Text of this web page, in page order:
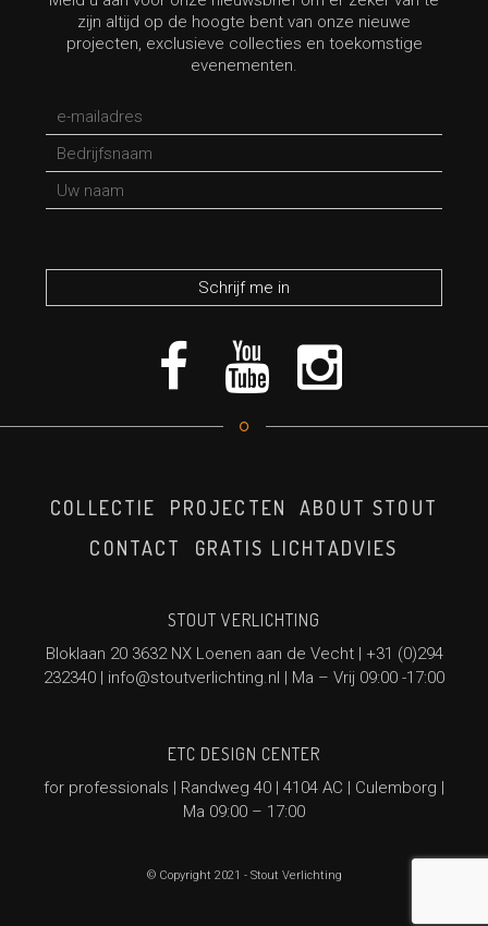
zijn altijd op de hoogte bent van onze nieuwe
projecten, exclusieve collecties en toekomstige
evenementen.
COLLECTIE PROJECTEN
ABOUT STOUT
CONTACT
GRATIS LICHTADVIES
STOUT VERLICHTING
Bloklaan 20 3632 NX Loenen aan de Vecht | +31 (0)294
232340 | info@stoutverlichting.nl | Ma – Vrij 09:00 -17:00
ETC DESIGN CENTER
for professionals | Randweg 40 | 4104 AC | Culemborg |
Ma 09:00 – 17:00
© Copyright 2021 - Stout Verlichting